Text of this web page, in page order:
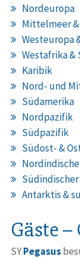
Nordeuropa
Mittelmeer &
Westeuropa
Westafrika
Karibik
Nord- und
Südamerika
Nordpazifik
Südpazifik
Südost- &
Südindischer
Antarktis &
Gäste –
SYPegasus